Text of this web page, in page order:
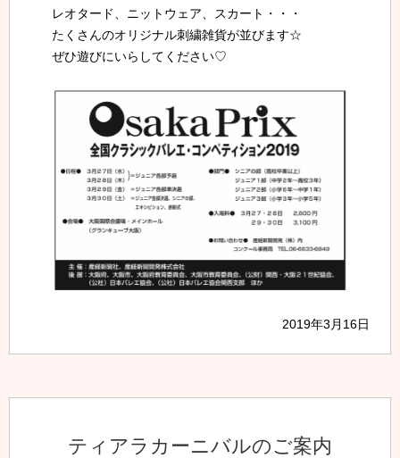
レオタード、ニットウェア、スカート・・・
たくさんのオリジナル刺繍雑貨が並びます☆
ぜひ遊びにいらしてください♡
2019年3月16日
ティアラカーニバルのご案内